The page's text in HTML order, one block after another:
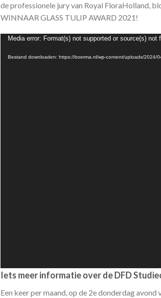
de professionele jury van Royal FloraHolland,
WINNAAR GLASS TULIP AWARD 2021!
Videospeler
Media error: Format(s) not supported or source(s) not
Bestand downloaden: https://boerma.nl/wp-content/uploads/2024/
Iets meer informatie over de DFD
Een keer per maand, op de 2e donderdag